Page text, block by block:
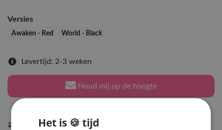
Versies
Awaken - Red World - Black
Levertijd: 2-3 weken
Houd mij op de hoogte
Indien op voorraadbinnen 2 werkdagen
Het is 🍪 tijd